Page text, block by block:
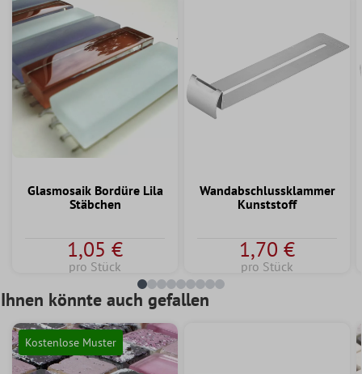
Glasmosaik Bordüre Lila
Stäbchen
1,05 €
pro Stück
Wandabschlussklammer
Kunststoff
1,70 €
pro Stück
Ihnen könnte auch gefallen
Kostenlose Muster